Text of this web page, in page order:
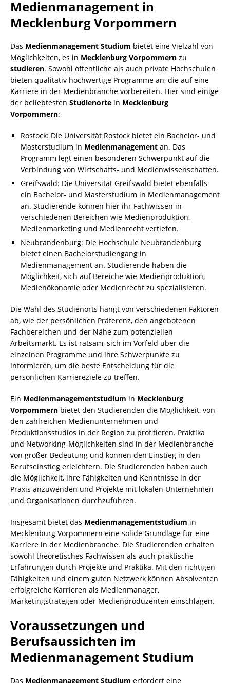
Medienmanagement in
Mecklenburg Vorpommern
Das Medienmanagement Studium bietet eine Vielzahl von
Möglichkeiten, es in Mecklenburg Vorpommern zu
studieren. Sowohl öffentliche als auch private Hochschulen
bieten qualitativ hochwertige Programme an, die auf eine
Karriere in der Medienbranche vorbereiten. Hier sind einige
der beliebtesten Studienorte in Mecklenburg
Vorpommern:
Rostock: Die Universität Rostock bietet ein Bachelor- und
Masterstudium in Medienmanagement an. Das
Programm legt einen besonderen Schwerpunkt auf die
Verbindung von Wirtschafts- und Medienwissenschaften.
Greifswald: Die Universität Greifswald bietet ebenfalls
ein Bachelor- und Masterstudium in Medienmanagement
an. Studierende können hier ihr Fachwissen in
verschiedenen Bereichen wie Medienproduktion,
Medienmarketing und Medienrecht vertiefen.
Neubrandenburg: Die Hochschule Neubrandenburg
bietet einen Bachelorstudiengang in
Medienmanagement an. Studierende haben die
Möglichkeit, sich auf Bereiche wie Medienproduktion,
Medienökonomie oder Medienrecht zu spezialisieren.
Die Wahl des Studienorts hängt von verschiedenen Faktoren
ab, wie der persönlichen Präferenz, den angebotenen
Fachbereichen und der Nähe zum potenziellen
Arbeitsmarkt. Es ist ratsam, sich im Vorfeld über die
einzelnen Programme und ihre Schwerpunkte zu
informieren, um die beste Entscheidung für die
persönlichen Karriereziele zu treffen.
Ein Medienmanagementstudium in Mecklenburg
Vorpommern bietet den Studierenden die Möglichkeit, von
den zahlreichen Medienunternehmen und
Produktionsstudios in der Region zu profitieren. Praktika
und Networking-Möglichkeiten sind in der Medienbranche
von großer Bedeutung und können den Einstieg in den
Berufseinstieg erleichtern. Die Studierenden haben auch
die Möglichkeit, ihre Fähigkeiten und Kenntnisse in der
Praxis anzuwenden und Projekte mit lokalen Unternehmen
und Organisationen durchzuführen.
Insgesamt bietet das Medienmanagementstudium in
Mecklenburg Vorpommern eine solide Grundlage für eine
Karriere in der Medienbranche. Die Studierenden erhalten
sowohl theoretisches Fachwissen als auch praktische
Erfahrungen durch Projekte und Praktika. Mit den richtigen
Fähigkeiten und einem guten Netzwerk können Absolventen
erfolgreiche Karrieren als Medienmanager,
Marketingstrategen oder Medienproduzenten einschlagen.
Voraussetzungen und
Berufsaussichten im
Medienmanagement Studium
Das Medienmanagement Studium erfordert eine